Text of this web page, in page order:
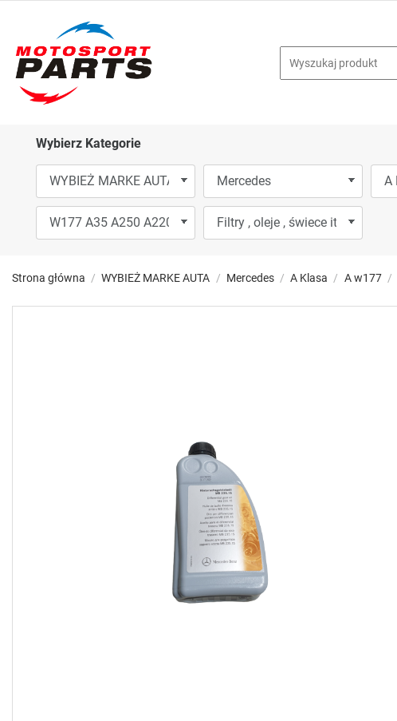
Wybierz Kategorie
Strona główna WYBIEŻ MARKE AUTA Mercedes A Klasa A w177